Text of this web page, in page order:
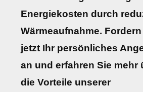
Energiekosten durch
Wärmeaufnahme. Fordern
jetzt Ihr persönliches
an und erfahren Sie mehr
die Vorteile unserer